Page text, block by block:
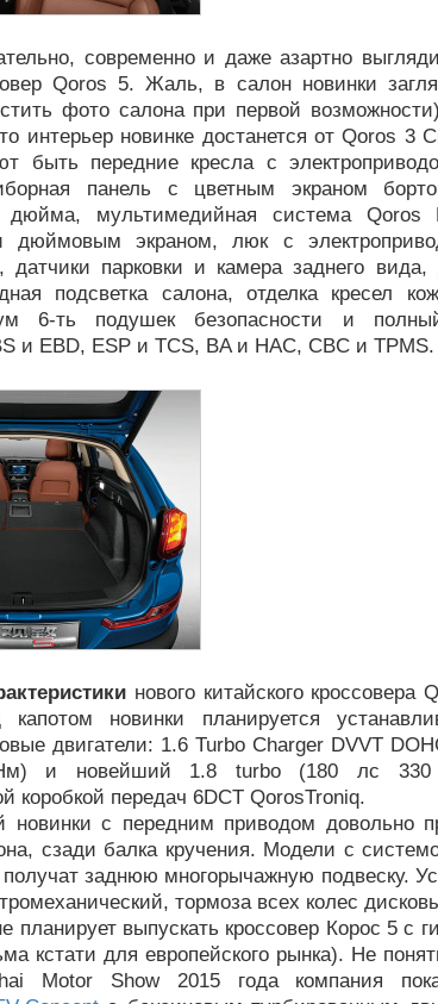
современно и даже азартно
Qoros 5. Жаль, в салон новинки
фото салона при первой
интерьер новинке достанется от Qoros 3
быть передние кресла с
панель с цветным экраном
дюйма, мультимедийная система
дюймовым экраном, люк с
датчики парковки и камера заднего
подсветка салона, отделка кресел
6-ть подушек безопасности и
и EBD, ESP и TCS, BA и HAC, CBC и TPMS.
нового китайского кроссовера
новинки планируется
двигатели: 1.6 Turbo Charger DVVT
и новейший 1.8 turbo (180 лс
коробкой передач 6DCT QorosTroniq.
новинки с передним приводом довольно
сзади балка кручения. Модели с
получат заднюю многорычажную подвеску.
тормоза всех колес
планирует выпускать кроссовер Корос 5 с
кстати для европейского рынка). Не
Motor Show 2015 года компания